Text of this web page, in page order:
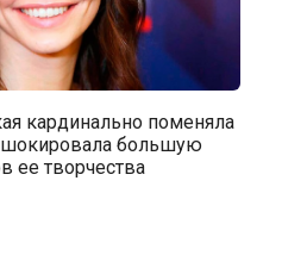
кардинально поменяла
большую
ее творчества